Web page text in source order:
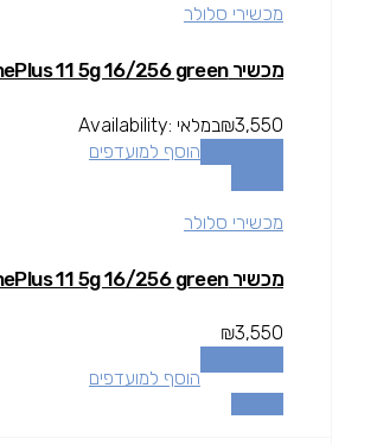
מכשירי סלולר
מכשיר OnePlus 11 5g 16/256 green
₪3,550
Availability: במלאי
הוסף למועדפים
מכשירי סלולר
מכשיר OnePlus 11 5g 16/256 green
₪3,550
הוסף למועדפים